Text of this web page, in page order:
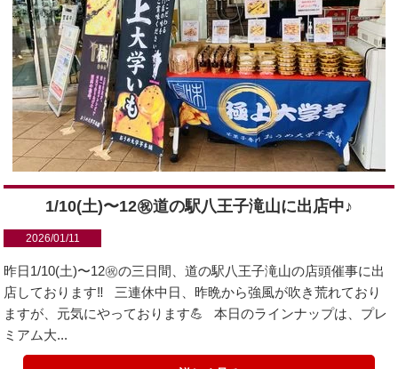
1/10(土)〜12㊗︎道の駅八王子滝山に出店中♪
2026/01/11
昨日1/10(土)〜12㊗︎の三日間、道の駅八王子滝山の店頭催事に出
店しております‼️ 三連休中日、昨晩から強風が吹き荒れており
ますが、元気にやっております💪 本日のラインナップは、プレ
ミアム大...